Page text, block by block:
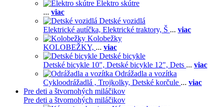
Elektro skútre
... viac
Detské vozidlá
Elektrické autíčka, Elektrické traktory, Š ... viac
Kolobežky
KOLOBEŽKY, ... viac
Detské bicykle
Detské bicykle 10", Detské bicykle 12", Dets ... viac
Odrážadla a vozítka
Cykloodrážadlá , Trojkolky, Detské korčule ... viac
Pre deti a štvornohých miláčikov
Pre deti a štvornohých miláčikov